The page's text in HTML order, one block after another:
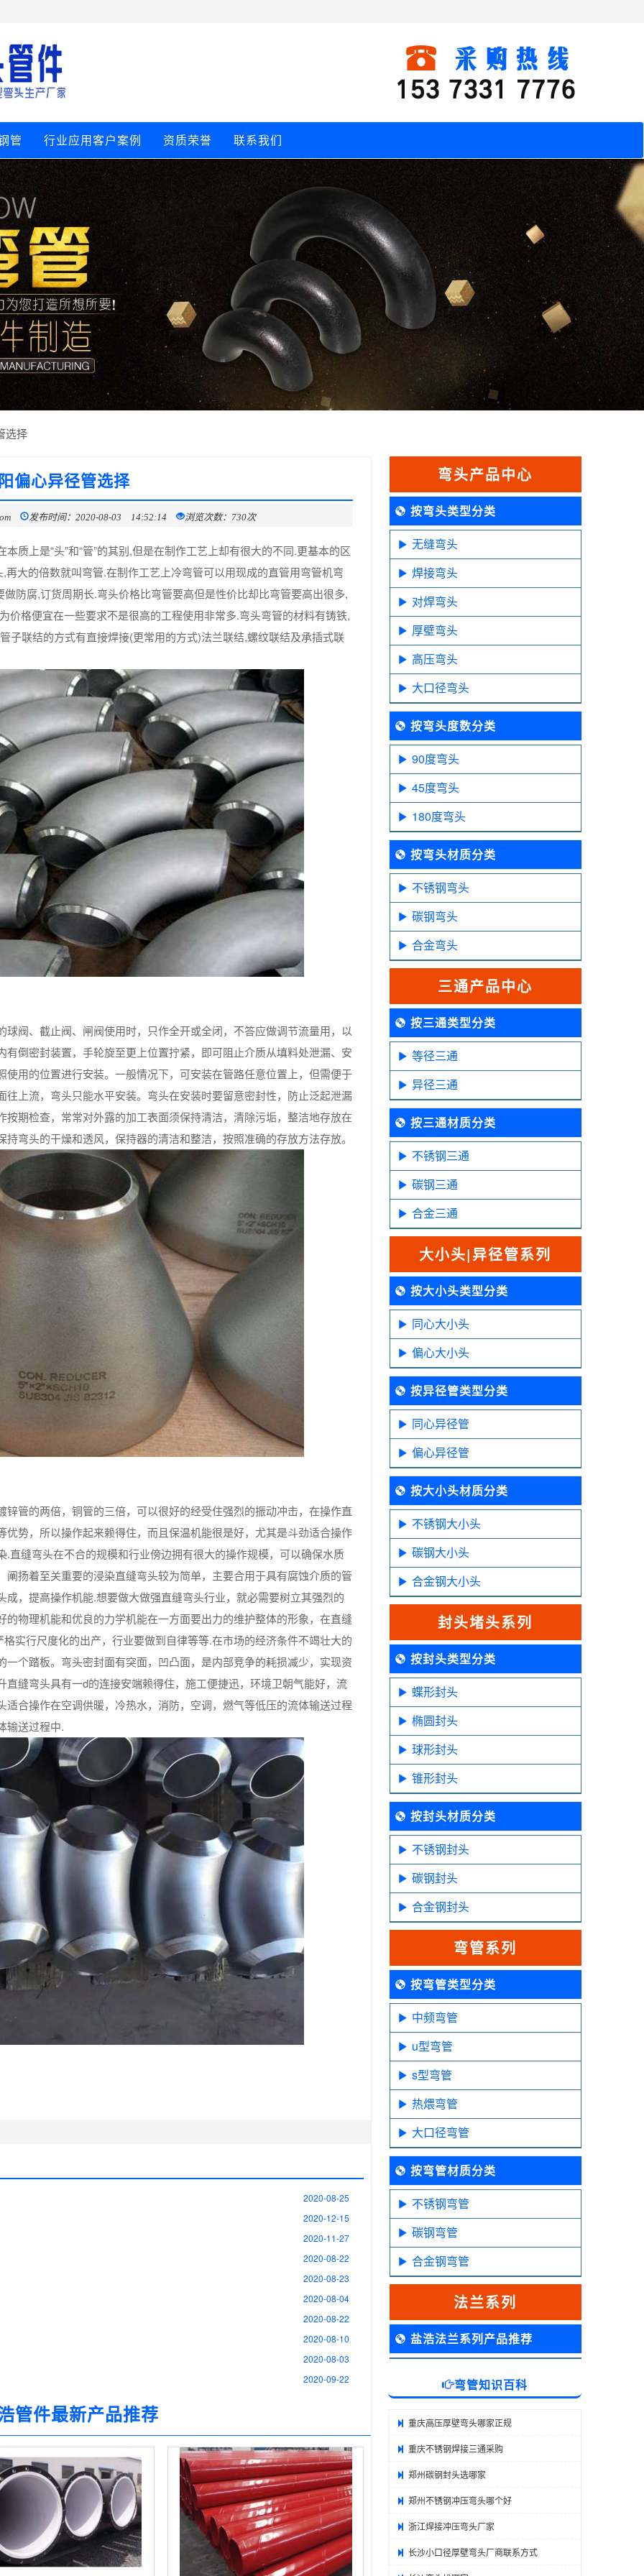
管 行业应用客户案例 资质荣誉 联系我们
选择
偏心异径管选择
发布时间：2020-08-03 14:52:14 浏览次数：730次
质上是“头”和“管”的其别,但是在制作工艺上却有很大的不同.更基本的区
大的倍数就叫弯管.在制作工艺上冷弯管可以用现成的直管用弯管机弯
防腐,订货周期长.弯头价格比弯管要高但是性价比却比弯管要高出很多,
价格便宜在一些要求不是很高的工程使用非常多.弯头弯管的材料有铸铁,
子联结的方式有直接焊接(更常用的方式)法兰联结,螺纹联结及承插式联
阀、截止阀、闸阀使用时，只作全开或全闭，不答应做调节流量用，以
倒密封装置，手轮旋至更上位置拧紧，即可阻止介质从填料处泄漏、安
用的位置进行安装。一般情况下，可安装在管路任意位置上，但需便于
上流，弯头只能水平安装。弯头在安装时要留意密封性，防止泛起泄漏
期检查，常常对外露的加工表面须保持清洁，清除污垢，整洁地存放在
弯头的干燥和透风，保持器的清洁和整洁，按照准确的存放方法存放。
管的两倍，铜管的三倍，可以很好的经受住强烈的振动冲击，在操作直
势，所以操作起来赖得住，而且保温机能很是好，尤其是斗劲适合操作
直缝弯头在不合的规模和行业傍边拥有很大的操作规模，可以确保水质
扬着至关重要的浸染直缝弯头较为简单，主要合用于具有腐蚀介质的管
，提高操作机能.想要做大做强直缝弯头行业，就必需要树立其强烈的
物理机能和优良的力学机能在一方面要出力的维护整体的形象，在直缝
实行尺度化的出产，行业要做到自律等等.在市场的经济条件不竭壮大的
个踏板。弯头密封面有突面，凹凸面，是内部竞争的耗损减少，实现资
缝弯头具有一d的连接安端赖得住，施工便捷迅，环境卫朝气能好，流
合操作在空调供暖，冷热水，消防，空调，燃气等低压的流体输送过程
输送过程中.
2020-08-25
2020-12-15
2020-11-27
2020-08-22
2020-08-23
2020-08-04
2020-08-22
2020-08-10
2020-08-03
2020-09-22
管件最新产品推荐
弯头产品中心
按弯头类型分类
无缝弯头
焊接弯头
对焊弯头
厚壁弯头
高压弯头
大口径弯头
按弯头度数分类
90度弯头
45度弯头
180度弯头
按弯头材质分类
不锈钢弯头
碳钢弯头
合金弯头
三通产品中心
按三通类型分类
等径三通
异径三通
按三通材质分类
不锈钢三通
碳钢三通
合金三通
大小头|异径管系列
按大小头类型分类
同心大小头
偏心大小头
按异径管类型分类
同心异径管
偏心异径管
按大小头材质分类
不锈钢大小头
碳钢大小头
合金钢大小头
封头堵头系列
按封头类型分类
蝶形封头
椭圆封头
球形封头
锥形封头
按封头材质分类
不锈钢封头
碳钢封头
合金钢封头
弯管系列
按弯管类型分类
中频弯管
u型弯管
s型弯管
热煨弯管
大口径弯管
按弯管材质分类
不锈钢弯管
碳钢弯管
合金钢弯管
法兰系列
盐浩法兰系列产品推荐
弯管知识百科
重庆高压厚壁弯头哪家正规
重庆不锈钢焊接三通采购
郑州碳钢封头选哪家
郑州不锈钢冲压弯头哪个好
浙江焊接冲压弯头厂家
长沙小口径厚壁弯头厂商联系方式